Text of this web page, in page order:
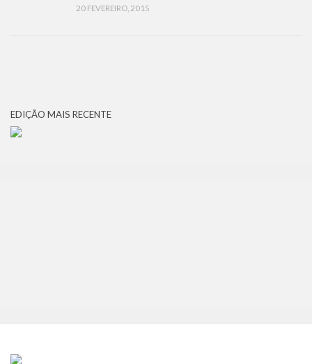
20 FEVEREIRO, 2015
EDIÇÃO MAIS RECENTE